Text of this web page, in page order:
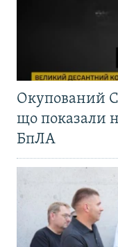
Окупований
що показали
БпЛА